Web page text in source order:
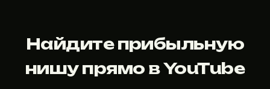
Найдите прибыльную
нишу прямо в YouTube